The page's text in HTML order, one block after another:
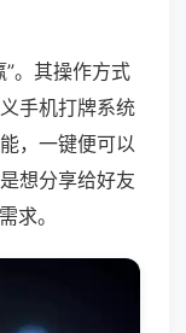
。其操作方式
手机打牌系统
，一键便可以
想分享给好友
求。